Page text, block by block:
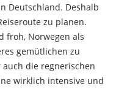
Deutschland. Deshalb
zu planen.
froh, Norwegen als
gemütlichen zu
die regnerischen
wirklich intensive und